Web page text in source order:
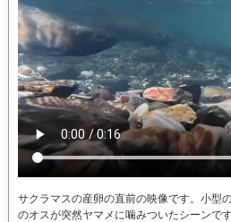
サクラマスの産卵の直前の映像です。小型
のオスが突然ヤマメに噛みついたシーンで